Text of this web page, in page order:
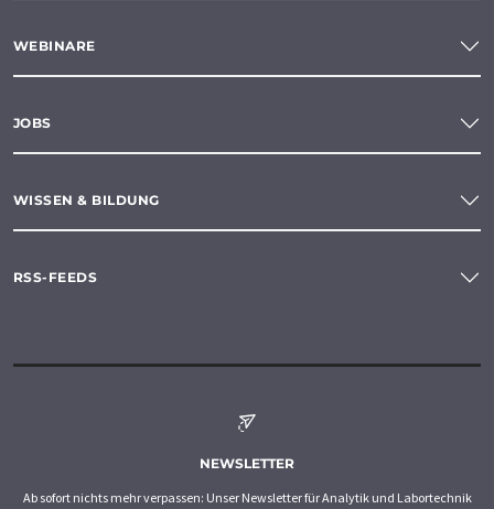
WEBINARE
JOBS
WISSEN & BILDUNG
RSS-FEEDS
NEWSLETTER
Ab sofort nichts mehr verpassen: Unser Newsletter für Analytik und Labortechnik